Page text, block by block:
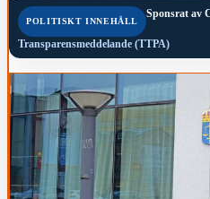
POLITISKT INNEHÅLL
Sponsrat av
Transparensmeddelande (TTPA)